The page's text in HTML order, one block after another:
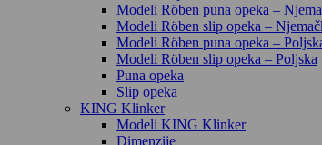
Modeli Röben puna opeka –
Modeli Röben slip opeka –
Modeli Röben puna opeka –
Modeli Röben slip opeka – Poljska
Puna opeka
Slip opeka
KING Klinker
Modeli KING Klinker
Dimenzije